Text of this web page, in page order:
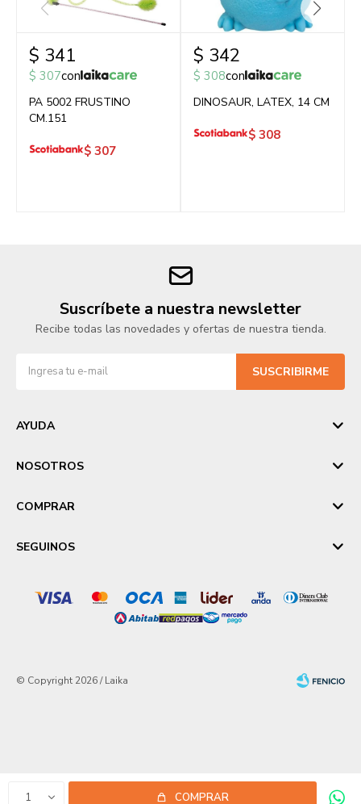
1 COMPRAR
$ 341
$ 307con
PA 5002 FRUSTINO
CM.151
$ 307
$ 342
$ 308con
DINOSAUR, LATEX, 14 CM
$ 308
Suscríbete a nuestra newsletter
Recibe todas las novedades y ofertas de nuestra tienda.
SUSCRIBIRME
AYUDA
NOSOTROS
COMPRAR
SEGUINOS
© Copyright 2026 / Laika